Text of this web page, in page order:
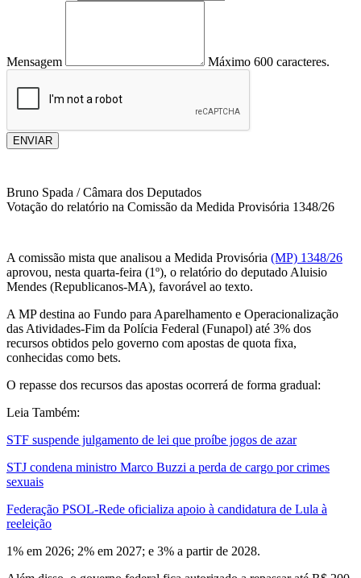
Mensagem Máximo 600 caracteres.
ENVIAR
Bruno Spada / Câmara dos Deputados
Votação do relatório na Comissão da Medida Provisória 1348/26
A comissão mista que analisou a Medida Provisória (MP) 1348/26
aprovou, nesta quarta-feira (1º), o relatório do deputado Aluisio
Mendes (Republicanos-MA), favorável ao texto.
A MP destina ao Fundo para Aparelhamento e Operacionalização
das Atividades-Fim da Polícia Federal (Funapol) até 3% dos
recursos obtidos pelo governo com apostas de quota fixa,
conhecidas como bets.
O repasse dos recursos das apostas ocorrerá de forma gradual:
Leia Também:
STF suspende julgamento de lei que proíbe jogos de azar
STJ condena ministro Marco Buzzi a perda de cargo por crimes
sexuais
Federação PSOL-Rede oficializa apoio à candidatura de Lula à
reeleição
1% em 2026; 2% em 2027; e 3% a partir de 2028.